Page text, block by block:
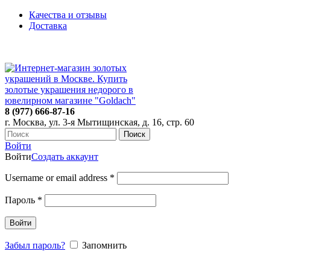
Качества и отзывы
Доставка
8 (977) 666-87-16
г. Москва, ул. 3-я Мытищинская, д. 16, стр. 60
Поиск
Войти
ВойтиСоздать аккаунт
Username or email address *
Пароль *
Войти
Забыл пароль?
Запомнить